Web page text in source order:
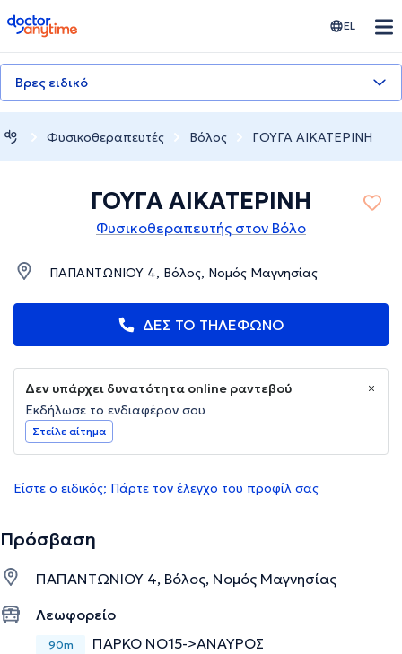
doctoranytime EL
Βρες ειδικό
Φυσικοθεραπευτές Βόλος ΓΟΥΓΑ ΑΙΚΑΤΕΡΙΝΗ
ΓΟΥΓΑ ΑΙΚΑΤΕΡΙΝΗ
Φυσικοθεραπευτής στον Βόλο
ΠΑΠΑΝΤΩΝΙΟΥ 4, Βόλος, Νομός Μαγνησίας
ΔΕΣ ΤΟ ΤΗΛΕΦΩΝΟ
Δεν υπάρχει δυνατότητα online ραντεβού
Εκδήλωσε το ενδιαφέρον σου
Στείλε αίτημα
Είστε ο ειδικός; Πάρτε τον έλεγχο του προφίλ σας
Πρόσβαση
ΠΑΠΑΝΤΩΝΙΟΥ 4, Βόλος, Νομός Μαγνησίας
Λεωφορείο
90m ΠΑΡΚΟ NΟ15->ΑΝΑΥΡΟΣ